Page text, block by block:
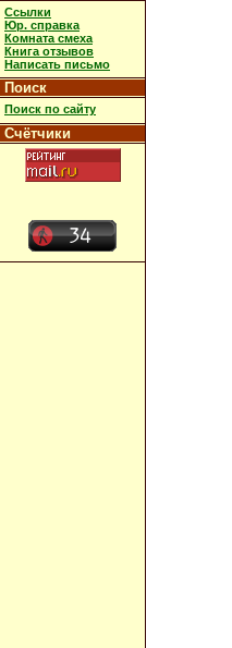
Ссылки
Юр. справка
Комната смеха
Книга отзывов
Написать письмо
Поиск
Поиск по сайту
Счётчики